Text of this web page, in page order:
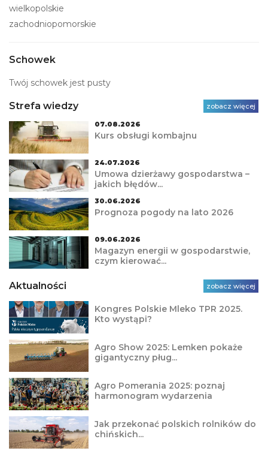
wielkopolskie
zachodniopomorskie
Schowek
Twój schowek jest pusty
Strefa wiedzy zobacz więcej
07.08.2026
Kurs obsługi kombajnu
24.07.2026
Umowa dzierżawy gospodarstwa –
jakich błędów...
30.06.2026
Prognoza pogody na lato 2026
09.06.2026
Magazyn energii w gospodarstwie,
czym kierować...
Aktualności zobacz więcej
Kongres Polskie Mleko TPR 2025.
Kto wystąpi?
Agro Show 2025: Lemken pokaże
gigantyczny pług...
Agro Pomerania 2025: poznaj
harmonogram wydarzenia
Jak przekonać polskich rolników do
chińskich...